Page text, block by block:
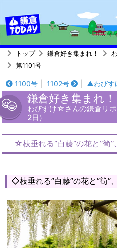
トップ 鎌倉好き集まれ！
第1101号
1100号 1102号 ▲わびす
鎌倉好き集まれ！
わびすけ☆さんの鎌倉リ
2日）
☆枝垂れる”白藤”の花と”筍”
◇枝垂れる”白藤”の花と”筍”